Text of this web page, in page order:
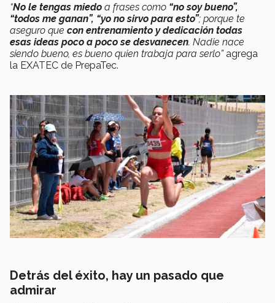
“No le tengas miedo a frases como “no soy bueno”,
“todos me ganan”, “yo no sirvo para esto”; porque te
aseguro que con entrenamiento y dedicación todas
esas ideas poco a poco se desvanecen. Nadie nace
siendo bueno, es bueno quien trabaja para serlo” agrega
la EXATEC de PrepaTec.
Detrás del éxito, hay un pasado que
admirar